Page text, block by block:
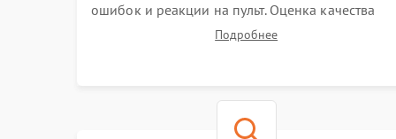
ошибок и реакции на пульт. Оценка качества
проекции, яркости лампы, наличия артефактов
Подробнее